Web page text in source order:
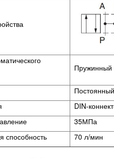
Пружинный
DIN-
35МПа
способность
70 л/мин